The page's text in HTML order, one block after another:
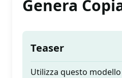
Genera
Teaser
Utilizza questo